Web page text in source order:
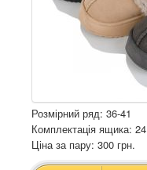
Розмірний ряд: 36-41
Комплектація ящика: 24
Ціна за пару: 300 грн.